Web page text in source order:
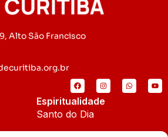
Alto São Francisco
Espiritualidade
Santo do Dia